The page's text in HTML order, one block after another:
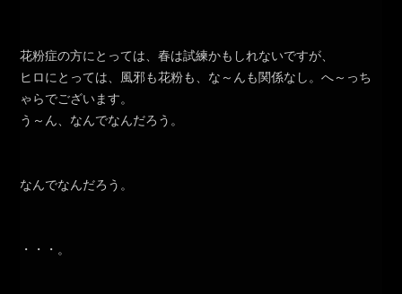
花粉症の方にとっては、春は試練かもしれないですが、
ヒロにとっては、風邪も花粉も、な～んも関係なし。へ～っち
ゃらでございます。
う～ん、なんでなんだろう。
なんでなんだろう。
・・・。